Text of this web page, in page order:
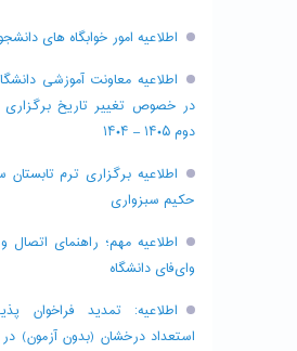
اطلاعیه امور خوابگاه های
اطلاعیه معاونت آموزشی
در خصوص تغییر تاریخ برگزاری
دوم ۱۴۰۵ – ۱۴۰۴
حکیم سبزواری
اطلاعیه مهم؛ راهنمای اتصال
وای‌فای دانشگاه
اطلاعیه: تمدید فراخوان
استعداد درخشان (بدون آزمون)